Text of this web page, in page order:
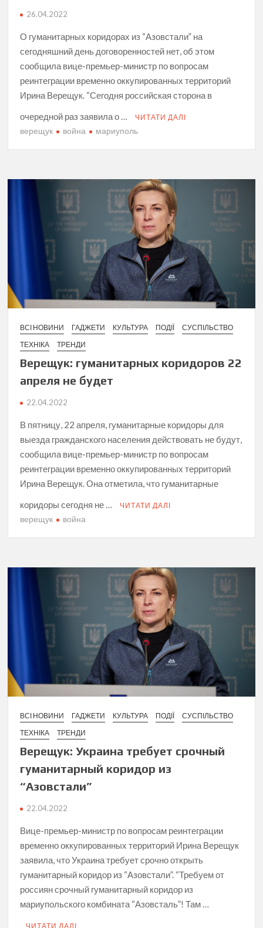
26.04.2022
О гуманитарных коридорах из “Азовстали” на
сегодняшний день договоренностей нет, об этом
сообщила вице-премьер-министр по вопросам
реинтеграции временно оккупированных территорий
Ирина Верещук. “Сегодня российская сторона в
очередной раз заявила о …
ЧИТАТИ ДАЛІ
верещук война мариуполь
ВСІ НОВИНИ ГАДЖЕТИ КУЛЬТУРА ПОДІЇ
СУСПІЛЬСТВО
ТЕХНІКА
ТРЕНДИ
Верещук: гуманитарных коридоров 22
апреля не будет
22.04.2022
В пятницу, 22 апреля, гуманитарные коридоры для
выезда гражданского населения действовать не будут,
сообщила вице-премьер-министр по вопросам
реинтеграции временно оккупированных территорий
Ирина Верещук. Она отметила, что гуманитарные
коридоры сегодня не …
ЧИТАТИ ДАЛІ
верещук война
ВСІ НОВИНИ ГАДЖЕТИ КУЛЬТУРА ПОДІЇ
СУСПІЛЬСТВО
ТЕХНІКА
ТРЕНДИ
Верещук: Украина требует срочный
гуманитарный коридор из
“Азовстали”
22.04.2022
Вице-премьер-министр по вопросам реинтеграции
временно оккупированных территорий Ирина Верещук
заявила, что Украина требует срочно открыть
гуманитарный коридор из “Азовстали”. “Требуем от
россиян срочный гуманитарный коридор из
мариупольского комбината “Азовсталь”! Там …
ЧИТАТИ ДАЛІ